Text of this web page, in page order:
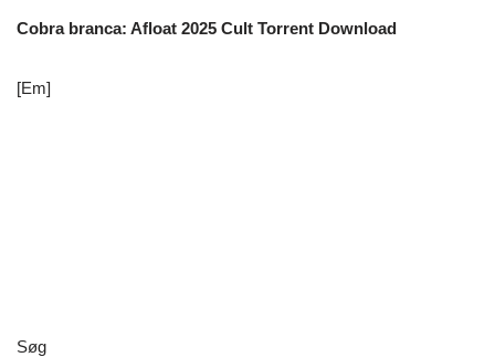
Cobra branca: Afloat 2025 Cult Torrent Download
[Em]
Søg